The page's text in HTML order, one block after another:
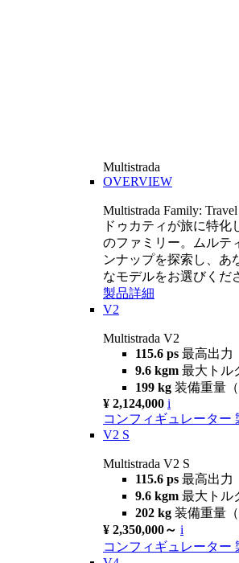
Multistrada
OVERVIEW
Multistrada Family:
ドゥカティが旅に特化
のファミリー。ムルテ
ンナップを探索し、あ
なモデルをお選びくだ
製品詳細
V2
Multistrada V2
115.6 ps 最高出力
9.6 kgm 最大トル
199 kg 装備重量
¥ 2,124,000 i
コンフィギュレーター
V2 S
Multistrada V2 S
115.6 ps 最高出力
9.6 kgm 最大トル
202 kg 装備重量
¥ 2,350,000～ i
コンフィギュレーター